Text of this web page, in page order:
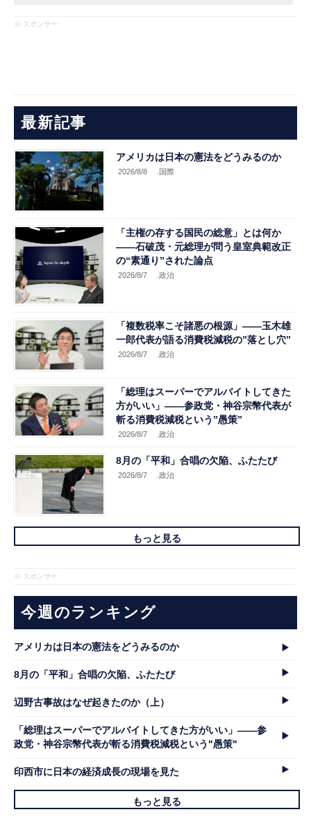
※ スポンサー
最新記事
アメリカは日本の憲法をどうみるのか
2026/8/8 .国際
「主権の存する国民の総意」とは何か
――石破茂・元総理が問う皇室典範改正
の“素通り”された論点
2026/8/7 .政治
「複数税率こそ諸悪の根源」――玉木雄
一郎代表が語る消費税減税の”落とし穴”
2026/8/7 .政治
「総理はスーパーでアルバイトしてきた
方がいい」――参政党・神谷宗幣代表が
斬る消費税減税という”愚策”
2026/8/7 .政治
8月の「平和」合唱の欠陥、ふたたび
2026/8/7 .政治
もっと見る
※ スポンサー
今週のランキング
アメリカは日本の憲法をどうみるのか
8月の「平和」合唱の欠陥、ふたたび
辺野古事故はなぜ起きたのか（上）
「総理はスーパーでアルバイトしてきた方がいい」――参
政党・神谷宗幣代表が斬る消費税減税という"愚策"
印西市に日本の経済成長の現場を見た
もっと見る